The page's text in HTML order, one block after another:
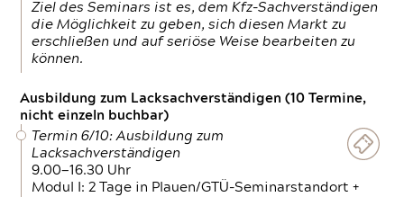
Ziel des Seminars ist es, dem Kfz-Sachverständigen
die Möglichkeit zu geben, sich diesen Markt zu
erschließen und auf seriöse Weise bearbeiten zu
können.
Ausbildung zum Lacksachverständigen (10 Termine,
nicht einzeln buchbar)
Termin 6/10: Ausbildung zum
Lacksachverständigen
9.00—16.30 Uhr
Modul I: 2 Tage in Plauen/GTÜ-Seminarstandort +